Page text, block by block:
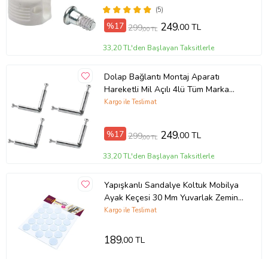
(5)
%17 299,00 TL 249,00 TL
33,20 TL'den Başlayan Taksitlerle
Dolap Bağlantı Montaj Aparatı
Hareketli Mil Açılı 4lü Tüm Marka
Uyumlu
Kargo ile Teslimat
%17 299,00 TL 249,00 TL
33,20 TL'den Başlayan Taksitlerle
Yapışkanlı Sandalye Koltuk Mobilya
Ayak Keçesi 30 Mm Yuvarlak Zemin
Koruyucu Keçe
Kargo ile Teslimat
189,00 TL